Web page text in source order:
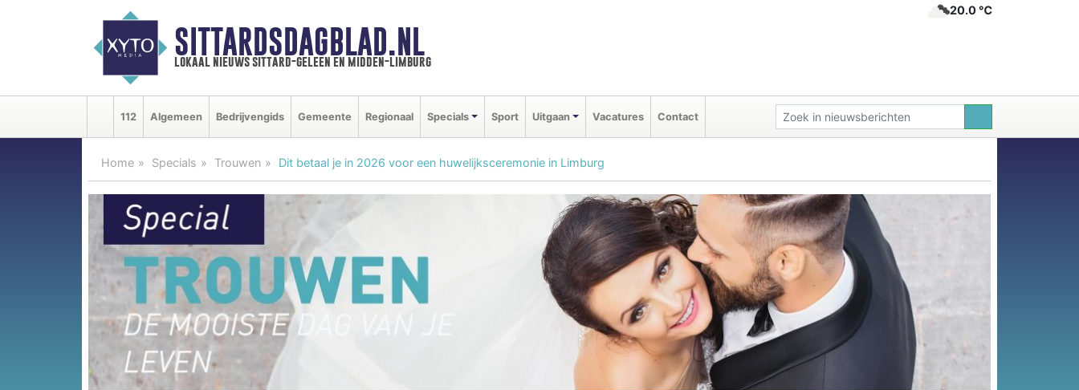
SITTARDSDAGBLAD.NL
lokaal nieuws sittard-geleen en midden-limburg
20.0 ℃
112 Algemeen Bedrijvengids Gemeente Regionaal Specials Sport Uitgaan Vacatures Contact
Home Specials Trouwen Dit betaal je in 2026 voor een huwelijksceremonie in Limburg